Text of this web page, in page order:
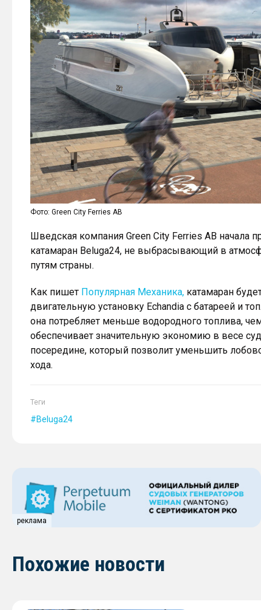
Фото: Green City Ferries AB
Шведская компания Green City Ferries AB начала
катамаран Beluga24, не выбрасывающий в
путям страны.
Как пишет Популярная Механика, катамаран
двигательную установку Echandia с батареей и
она потребляет меньше водородного топлива,
обеспечивает значительную экономию в весе
посередине, который позволит уменьшить
хода.
Теги
Beluga24
реклама
Похожие новости